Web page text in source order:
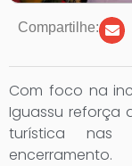
Compartilhe:
Com foco na
Iguassu reforça
turística nas
encerramento.